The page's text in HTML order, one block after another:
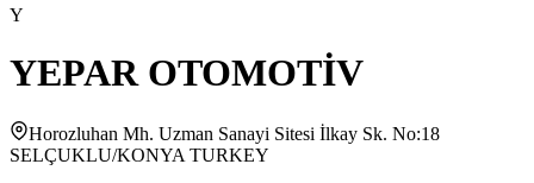
Y
YEPAR OTOMOTİV
Horozluhan Mh. Uzman Sanayi Sitesi İlkay Sk. No:18
SELÇUKLU/KONYA TURKEY